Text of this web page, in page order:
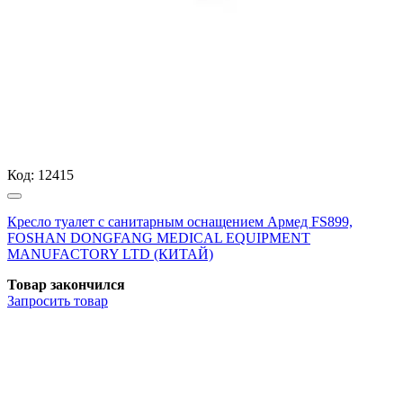
Код: 12415
Кресло туалет с санитарным оснащением Армед FS899,
FOSHAN DONGFANG MEDICAL EQUIPMENT
MANUFACTORY LTD (КИТАЙ)
Товар закончился
Запросить товар